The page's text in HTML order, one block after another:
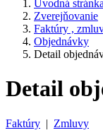
Úvodná stránka
Zverejňovanie
Faktúry ,
Objednávky
Detail
Detail
Faktúry | Zmluvy